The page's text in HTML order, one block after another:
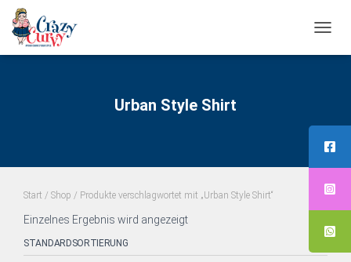
Urban Style Shirt
Start / Shop / Produkte verschlagwortet mit „Urban Style Shirt“
Einzelnes Ergebnis wird angezeigt